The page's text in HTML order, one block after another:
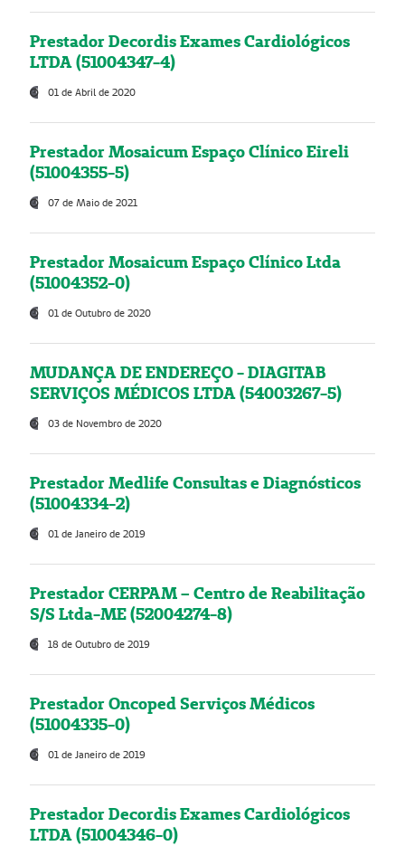
Prestador Decordis Exames Cardiológicos
LTDA (51004347-4)
01 de Abril de 2020
Prestador Mosaicum Espaço Clínico Eireli
(51004355-5)
07 de Maio de 2021
Prestador Mosaicum Espaço Clínico Ltda
(51004352-0)
01 de Outubro de 2020
MUDANÇA DE ENDEREÇO - DIAGITAB
SERVIÇOS MÉDICOS LTDA (54003267-5)
03 de Novembro de 2020
Prestador Medlife Consultas e Diagnósticos
(51004334-2)
01 de Janeiro de 2019
Prestador CERPAM – Centro de Reabilitação
S/S Ltda-ME (52004274-8)
18 de Outubro de 2019
Prestador Oncoped Serviços Médicos
(51004335-0)
01 de Janeiro de 2019
Prestador Decordis Exames Cardiológicos
LTDA (51004346-0)